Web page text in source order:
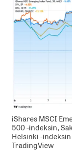
iShares MSCI
500 -indeksin,
Helsinki -
TradingView